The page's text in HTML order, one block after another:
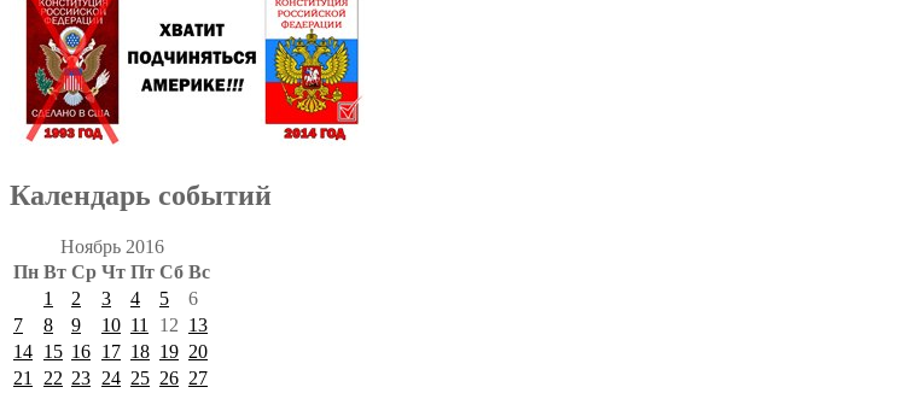
Календарь событий
Ноябрь 2016
Пн Вт Ср Чт Пт Сб Вс
1
2 3 4 5
6
7
8 9 10 11 12 13
14 15 16 17 18 19 20
21
22 23 24 25 26 27